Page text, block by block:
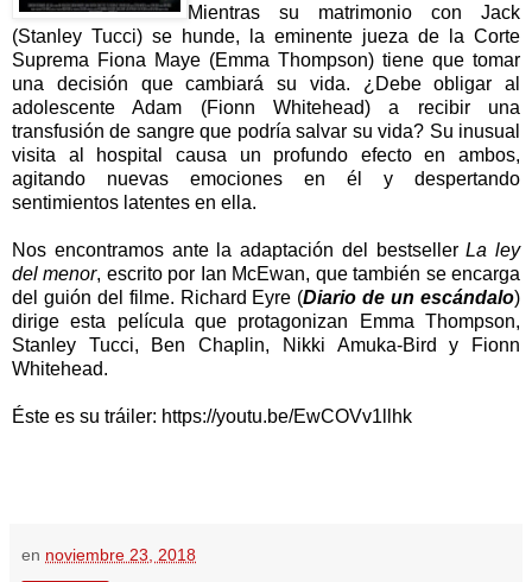
Mientras su matrimonio con Jack
(Stanley Tucci) se hunde, la eminente jueza de la Corte
Suprema Fiona Maye (Emma Thompson) tiene que tomar
una decisión que cambiará su vida. ¿Debe obligar al
adolescente Adam (Fionn Whitehead) a recibir una
transfusión de sangre que podría salvar su vida? Su inusual
visita al hospital causa un profundo efecto en ambos,
agitando nuevas emociones en él y despertando
sentimientos latentes en ella.
Nos encontramos ante la adaptación del bestsellerLa ley
del menor, escrito por Ian McEwan, que también se encarga
del guión del filme. Richard Eyre (Diario de un escándalo)
dirige esta película que protagonizan Emma Thompson,
Stanley Tucci, Ben Chaplin, Nikki Amuka-Bird y Fionn
Whitehead.
Éste es su tráiler: https://youtu.be/EwCOVv1llhk
en noviembre 23, 2018